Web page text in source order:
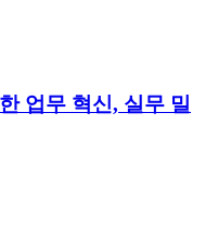
업무 혁신, 실무 밀